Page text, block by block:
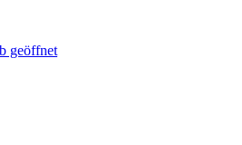
geöffnet